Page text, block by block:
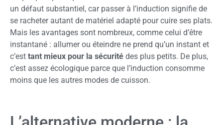
un défaut substantiel, car passer à l’induction signifie de
se racheter autant de matériel adapté pour cuire ses plats.
Mais les avantages sont nombreux, comme celui d’être
instantané : allumer ou éteindre ne prend qu’un instant et
c’est tant mieux pour la sécurité des plus petits. De plus,
c’est assez écologique parce que l’induction consomme
moins que les autres modes de cuisson.